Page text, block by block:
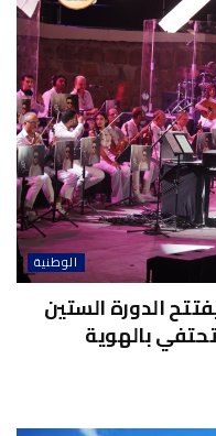
الوطنية
الدورة الستين
بالهوية